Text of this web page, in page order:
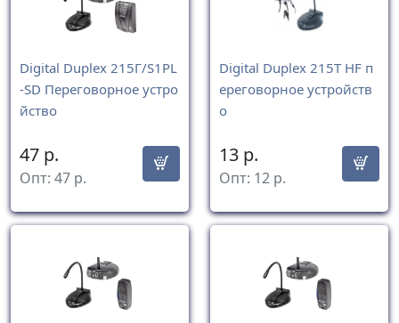
Digital Duplex 215Г/S1PL
-SD Переговорное устро
йство
47 р.
Опт: 47 р.
Digital Duplex 215Т HF п
ереговорное устройств
о
13 р.
Опт: 12 р.